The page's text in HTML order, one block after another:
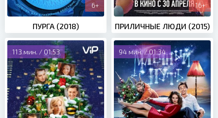
6+
ПУРГА (2018)
16+
ПРИЛИЧНЫЕ ЛЮДИ (2015)
113 мин. / 01:53 94 мин. / 01:34